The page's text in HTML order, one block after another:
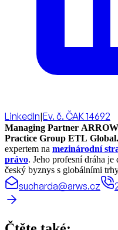
LinkedIn|Ev. č. ČAK 14692
Managing Partner
Practice Group ETL Global.
expertem na mezinárodní
právo. Jeho profesní dráha
český byznys s globálními
realizoval právní projekty a
zemích světa.
sucharda@arws.cz